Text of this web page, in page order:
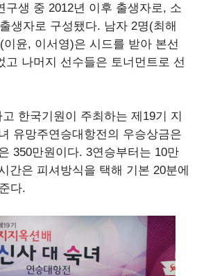
구생 중 2012년 이후 출생자로, 소
생자로 구성됐다. 남자 2명(최해
윤, 이서영)은 시드를 받아 본선
고 나머지 선수들은 토너먼트로 선
한국기원이 주최하는 제19기 지
유망주연승대항전의 우승상금은
350만원이다. 3연승부터는 10만
간은 피셔방식을 택해 기본 20분에
다.